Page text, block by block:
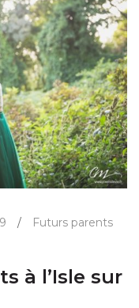
/ Futurs parents
à l’Isle sur